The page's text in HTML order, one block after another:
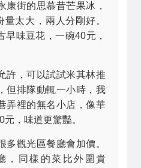
康街的思慕昔芒果冰，
太大，兩人分剛好。
早味豆花，一碗40元，
許，可以試試米其林推
但排隊動輒一小時，我
弄裡的無名小店，像華
，味道更驚豔。
多觀光區餐廳會加價。
，同樣的菜比外圍貴